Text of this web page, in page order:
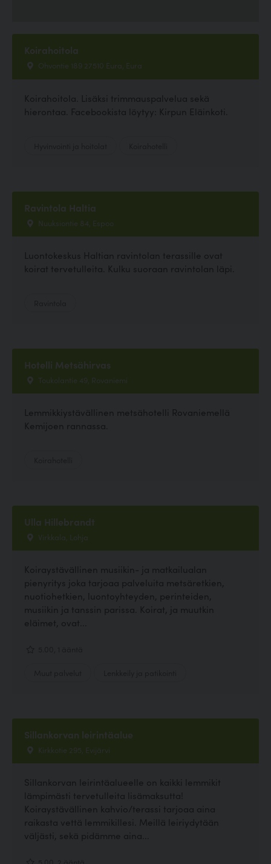
Koirahoitola
Ohvontie 189 27510 Eura, Eura
Koirahoitola. Lisäksi trimmauspalvelua sekä
hierontaa. Facebookista löytyy: Kirpun Eläinkoti.
Ravintola Haltia
Nuuksiontie 84, Espoo
Luontokeskus Haltian ravintolan terassille ovat
koirat tervetulleita. Kulku suoraan ravintolan läpi.
Hotelli Metsähirvas
Toukolantie 49, Rovaniemi
Lemmikkiystävällinen metsähotelli Rovaniemellä
Kemijoen rannassa.
Ulla Hillebrandt
Virkkala, Lohja
Koiraystävällinen musiikin- ja matkailualan
pienyritys joka tarjoaa palveluita metsäretkien,
nuotiohetkien, luontoyhteyden, perinteiden,
musiikin ja tanssin parissa. Koirat, ja muutkin
eläimet, ovat...
Sillankorvan leirintäalue
Kirkkotie 295, Evijärvi
Sillankorvan leirintäalueelle on kaikki lemmikit
lämpimästi tervetulleita lisämaksutta!
Koiraystävällinen kahvio/terassi tarjoaa aina
raikasta vettä lemmikillesi. Meillä leiriydytään
väljästi, sekä pidämme aina...